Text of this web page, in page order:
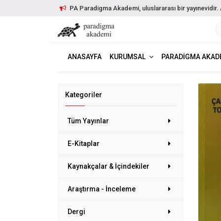
PA Paradigma Akademi, uluslararası bir yayınevidir.
ANASAYFA KURUMSAL PARADIGMA
Kategoriler
Tüm Yayınlar
E-Kitaplar
Kaynakçalar & İçindekiler
Araştırma - İnceleme
Dergi